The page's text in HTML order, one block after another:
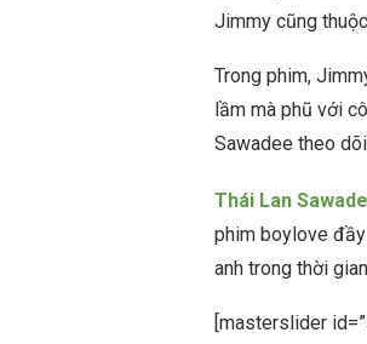
Jimmy cũng
Trong phim,
lầm mà phũ với
Sawadee theo
Thái Lan
phim boylove
anh trong thời
[masterslider